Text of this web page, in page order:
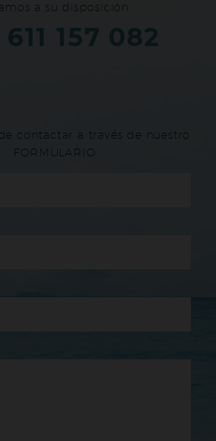
a su disposición
157 082
contactar a través de nuestro
FORMULARIO